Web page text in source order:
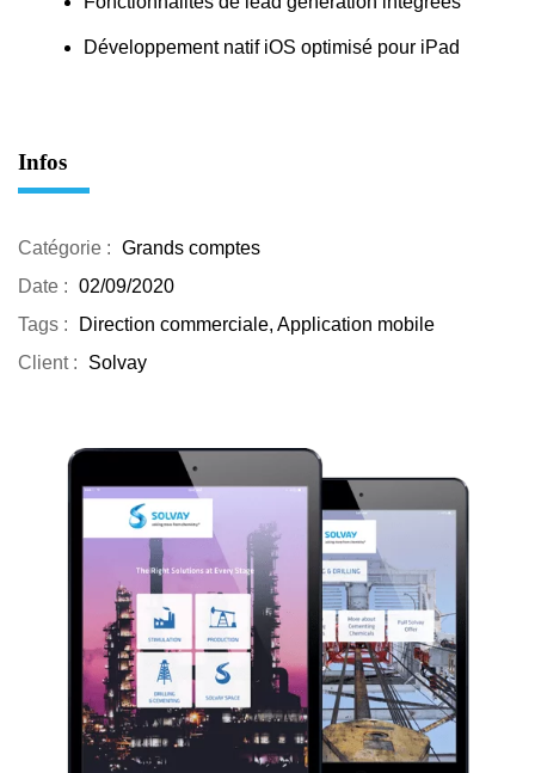
Développement natif iOS optimisé pour iPad
Infos
Catégorie : Grands comptes
Date : 02/09/2020
Tags :
Direction commerciale, Application mobile
Client :
Solvay